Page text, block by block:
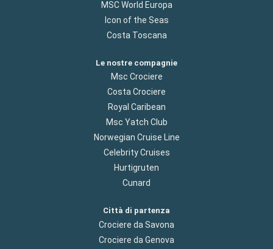
MSC World Europa
Icon of the Seas
Costa Toscana
Le nostre compagnie
Msc Crociere
Costa Crociere
Royal Caribean
Msc Yatch Club
Norwegian Cruise Line
Celebrity Cruises
Hurtigruten
Cunard
Città di partenza
Crociere da Savona
Crociere da Genova